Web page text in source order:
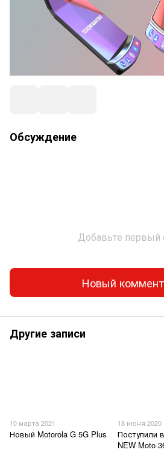
Обсуждение
Добавьте первый
Новый
Другие записи
10 марта 2021
Новый Motorola G 5G Plus
18 июня 2020
Поступили
NEW Moto